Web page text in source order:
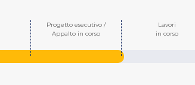
Progetto esecutivo /
Appalto in corso
Lavori
in corso